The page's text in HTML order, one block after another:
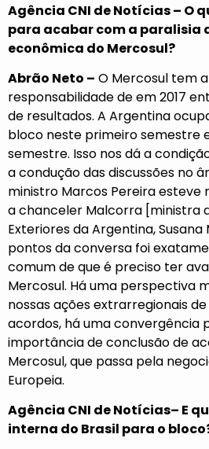
Agência CNI de Notícias – O
para acabar com a paralisia
econômica do Mercosul?
Abrão Neto – O Mercosul tem
responsabilidade de em 2017
de resultados. A Argentina
bloco neste primeiro semestre
semestre. Isso nos dá a
a condução das discussões no
ministro Marcos Pereira esteve
a chanceler Malcorra [ministra
Exteriores da Argentina,
pontos da conversa foi
comum de que é preciso ter
Mercosul. Há uma perspectiva
nossas ações extrarregionais
acordos, há uma convergência
importância de conclusão de
Mercosul, que passa pela
Europeia.
Agência CNI de Notícias– E
interna do Brasil para o